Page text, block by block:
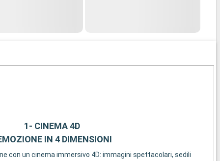
1- CINEMA 4D
IN 4 DIMENSIONI
con un cinema immersivo 4D: immagini spettacolari, sedili